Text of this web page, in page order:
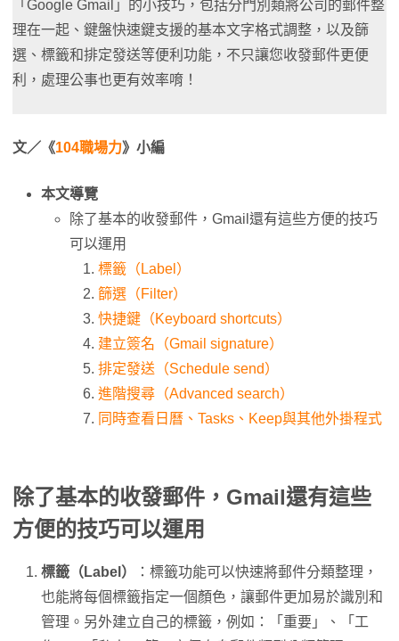
「Google Gmail」的小技巧，包括分門別類將公司的郵件整
理在一起、鍵盤快速鍵支援的基本文字格式調整，以及篩
選、標籤和排定發送等便利功能，不只讓您收發郵件更便
利，處理公事也更有效率唷！
文／《104職場力》小編
本文導覽
除了基本的收發郵件，Gmail還有這些方便的技巧
可以運用
標籤（Label）
篩選（Filter）
快捷鍵（Keyboard shortcuts）
建立簽名（Gmail signature）
排定發送（Schedule send）
進階搜尋（Advanced search）
同時查看日曆、Tasks、Keep與其他外掛程式
除了基本的收發郵件，Gmail還有這些
方便的技巧可以運用
標籤（Label）
：標籤功能可以快速將郵件分類整理，
也能將每個標籤指定一個顏色，讓郵件更加易於識別和
管理。另外建立自己的標籤，例如：「重要」、「工